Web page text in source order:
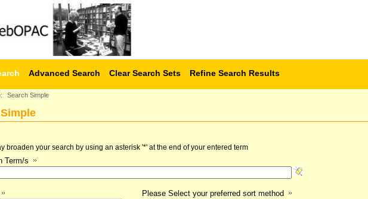
Advanced Search Clear Search Sets Refine Search Results
: Search Simple
broaden your search by using an asterisk '*' at the end of your entered term
Term/s
Please Select your preferred sort method